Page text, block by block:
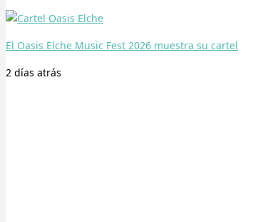
El Oasis Elche Music Fest 2026 muestra su cartel
2 días atrás